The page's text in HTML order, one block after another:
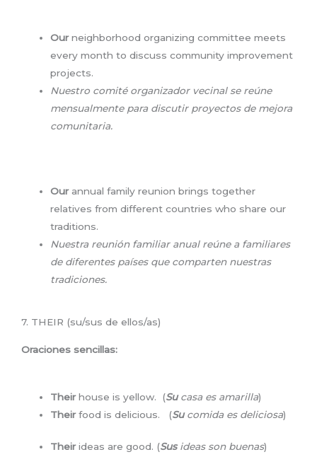
Ourneighborhood organizing committee meets
every month to discuss community improvement
projects.
Nuestro comité organizador vecinal se reúne
mensualmente para discutir proyectos de mejora
comunitaria.
Ourannual family reunion brings together
relatives from different countries who share our
traditions.
Nuestra reunión familiar anual reúne a familiares
de diferentes países que comparten nuestras
tradiciones.
7. THEIR (su/sus de ellos/as)
Oraciones sencillas:
Theirhouse is yellow. (Sucasa es amarilla)
Theirfood is delicious. (Sucomida es deliciosa)
Theirideas are good. (Susideas son buenas)